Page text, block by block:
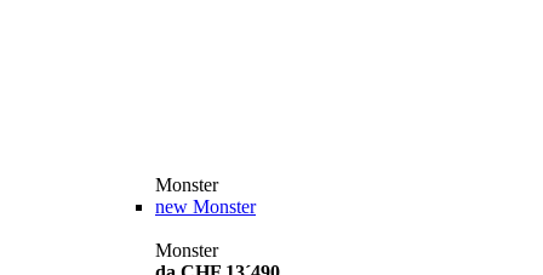
Monster
new Monster
Monster